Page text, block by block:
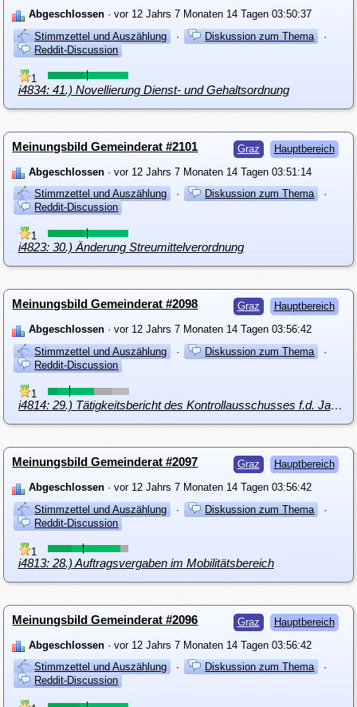
Abgeschlossen · vor 12 Jahrs 7 Monaten 14 Tagen 03:50:37
Stimmzettel und Auszählung
· Diskussion zum Thema
·
Reddit-Discussion
1
i4834: 41.) Novellierung Dienst- und Gehaltsordnung
Graz Hauptbereich
Meinungsbild Gemeinderat #2101
Abgeschlossen · vor 12 Jahrs 7 Monaten 14 Tagen 03:51:14
Stimmzettel und Auszählung
· Diskussion zum Thema
·
Reddit-Discussion
1
i4823: 30.) Änderung Streumittelverordnung
Graz Hauptbereich
Meinungsbild Gemeinderat #2098
Abgeschlossen · vor 12 Jahrs 7 Monaten 14 Tagen 03:56:42
Stimmzettel und Auszählung
· Diskussion zum Thema
·
Reddit-Discussion
1
i4814: 29.) Tätigkeitsbericht des Kontrollausschusses f.d. Jahr 2013
Graz Hauptbereich
Meinungsbild Gemeinderat #2097
Abgeschlossen · vor 12 Jahrs 7 Monaten 14 Tagen 03:56:42
Stimmzettel und Auszählung
· Diskussion zum Thema
·
Reddit-Discussion
1
i4813: 28.) Auftragsvergaben im Mobilitätsbereich
Graz Hauptbereich
Meinungsbild Gemeinderat #2096
Abgeschlossen · vor 12 Jahrs 7 Monaten 14 Tagen 03:56:42
Stimmzettel und Auszählung
· Diskussion zum Thema
·
Reddit-Discussion